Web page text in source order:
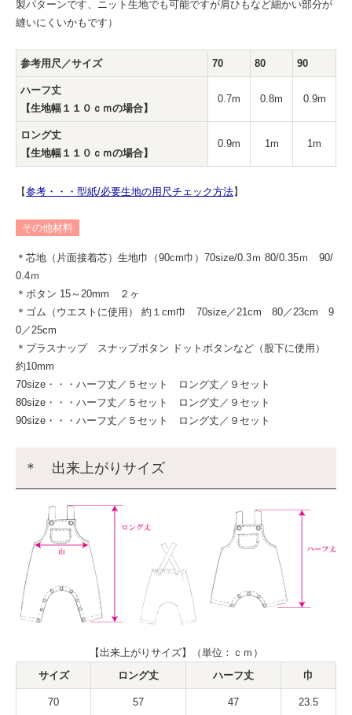
製パターンです、ニット生地でも可能ですが肩ひもなど細かい部分が
縫いにくいかもです）
参考用尺／サイズ 70 80 90
ハーフ丈
【生地幅１１０ｃｍの場合】
0.7m 0.8m 0.9m
ロング丈
【生地幅１１０ｃｍの場合】
0.9m 1m 1m
【参考・・・型紙/必要生地の用尺チェック方法】
その他材料
＊芯地（片面接着芯）生地巾（90cm巾）70size/0.3ｍ 80/0.35ｍ 90/
0.4ｍ
＊ボタン 15～20mm ２ヶ
＊ゴム（ウエストに使用） 約１cm巾 70size／21cm 80／23cm 9
0／25cm
＊プラスナップ スナップボタン ドットボタンなど（股下に使用）
約10mm
70size・・・ハーフ丈／５セット ロング丈／９セット
80size・・・ハーフ丈／５セット ロング丈／９セット
90size・・・ハーフ丈／５セット ロング丈／９セット
＊ 出来上がりサイズ
【出来上がりサイズ】（単位：ｃｍ）
サイズ
ロング丈 ハーフ丈 巾
70 57 47 23.5